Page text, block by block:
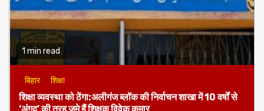
1 min read
बिहार शिक्षा
शिक्षा व्यवस्था को ठेंगा:अलीगंज ब्लॉक की निर्वाचन शाखा में 10 वर्षों से
‘अंगद’ की तरह जमे हैं शिक्षक विवेक कुमार